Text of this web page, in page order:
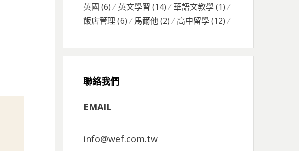
英國 (6) 英文學習 (14) 華語文教學(1)
飯店管理 (6) 馬爾他(2) 高中留學(12)
聯絡我們
EMAIL
info@wef.com.tw